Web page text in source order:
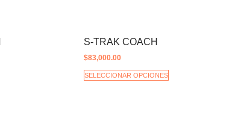
S-TRAK COACH
$83,000.00
SELECCIONAR OPCIONES